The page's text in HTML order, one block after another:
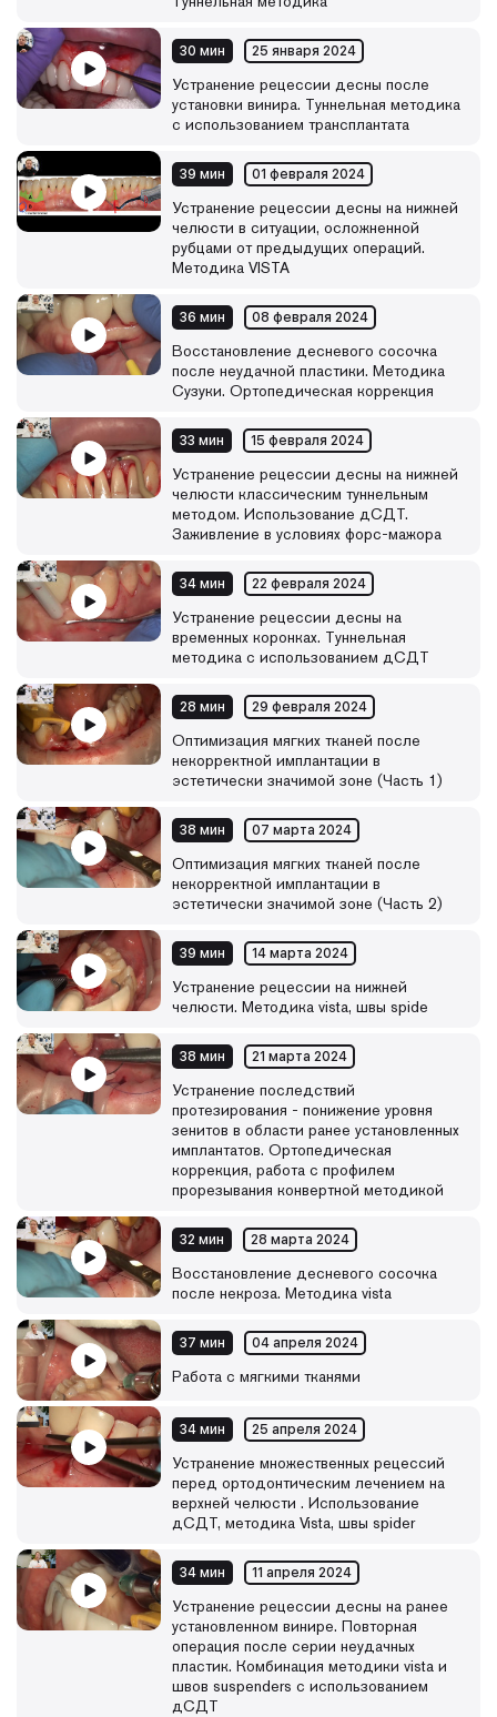
30 мин 25 января 2024
Устранение рецессии десны после
установки винира. Туннельная методика
с использованием трансплантата
39 мин 01 февраля 2024
Устранение рецессии десны на нижней
челюсти в ситуации, осложненной
рубцами от предыдущих операций.
Методика VISTA
36 мин 08 февраля 2024
Восстановление десневого сосочка
после неудачной пластики. Методика
Сузуки. Ортопедическая коррекция
33 мин 15 февраля 2024
Устранение рецессии десны на нижней
челюсти классическим туннельным
методом. Использование дСДТ.
Заживление в условиях форс-мажора
34 мин 22 февраля 2024
Устранение рецессии десны на
временных коронках. Туннельная
методика с использованием дСДТ
28 мин 29 февраля 2024
Оптимизация мягких тканей после
некорректной имплантации в
эстетически значимой зоне (Часть 1)
38 мин 07 марта 2024
Оптимизация мягких тканей после
некорректной имплантации в
эстетически значимой зоне (Часть 2)
39 мин 14 марта 2024
Устранение рецессии на нижней
челюсти. Методика vista, швы spide
38 мин 21 марта 2024
Устранение последствий
протезирования - понижение уровня
зенитов в области ранее установленных
имплантатов. Ортопедическая
коррекция, работа с профилем
прорезывания конвертной методикой
32 мин 28 марта 2024
Восстановление десневого сосочка
после некроза. Методика vista
37 мин 04 апреля 2024
Работа с мягкими тканями
34 мин 25 апреля 2024
Устранение множественных рецессий
перед ортодонтическим лечением на
верхней челюсти . Использование
дСДТ, методика Vista, швы spider
34 мин 11 апреля 2024
Устранение рецессии десны на ранее
установленном винире. Повторная
операция после серии неудачных
пластик. Комбинация методики vista и
швов suspenders с использованием
дСДТ